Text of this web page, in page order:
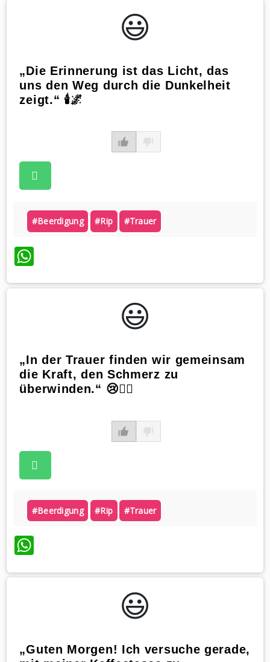
😃️
„Die Erinnerung ist das Licht, das
uns den Weg durch die Dunkelheit
zeigt.“ 🕯️🌌
#beerdigung #rip #trauer
WhatsApp
😃️
„In der Trauer finden wir gemeinsam
die Kraft, den Schmerz zu
überwinden.“ 😢🏋️‍♀️
#beerdigung #rip #trauer
WhatsApp
😃️
„Guten Morgen! Ich versuche gerade,